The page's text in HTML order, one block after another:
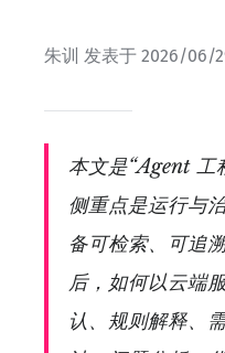
朱训 发表于 2026/06/
本文是“Agent 工
侧重点是运行与
备可检索、可追
后，如何以云端
认、规则解释、